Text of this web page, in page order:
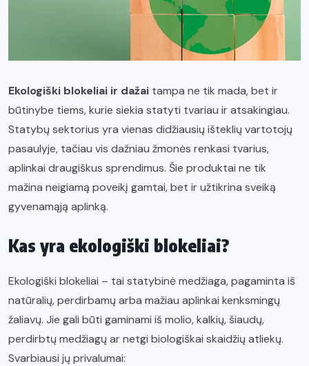
Ekologiški blokeliai ir dažai tampa ne tik mada, bet ir
būtinybe tiems, kurie siekia statyti tvariau ir atsakingiau.
Statybų sektorius yra vienas didžiausių išteklių vartotojų
pasaulyje, tačiau vis dažniau žmonės renkasi tvarius,
aplinkai draugiškus sprendimus. Šie produktai ne tik
mažina neigiamą poveikį gamtai, bet ir užtikrina sveiką
gyvenamąją aplinką.
Kas yra ekologiški blokeliai?
Ekologiški blokeliai – tai statybinė medžiaga, pagaminta iš
natūralių, perdirbamų arba mažiau aplinkai kenksmingų
žaliavų. Jie gali būti gaminami iš molio, kalkių, šiaudų,
perdirbtų medžiagų ar netgi biologiškai skaidžių atliekų.
Svarbiausi jų privalumai: